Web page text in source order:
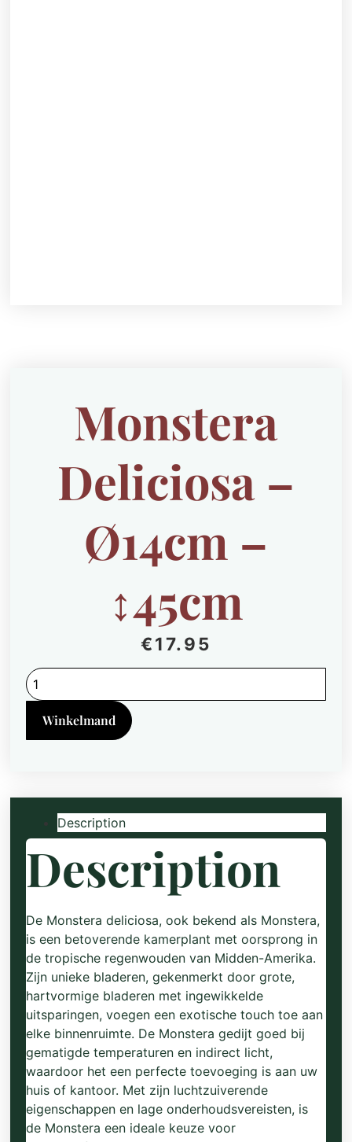
Monstera
Deliciosa –
Ø14cm –
↕45cm
€17.95
Monstera
Deliciosa
-
Ø14cm
↕45cm
Winkelmand
Description
Description
De Monstera deliciosa, ook bekend als Monstera,
is een betoverende kamerplant met oorsprong in
de tropische regenwouden van Midden-Amerika.
Zijn unieke bladeren, gekenmerkt door grote,
hartvormige bladeren met ingewikkelde
uitsparingen, voegen een exotische touch toe aan
elke binnenruimte. De Monstera gedijt goed bij
gematigde temperaturen en indirect licht,
waardoor het een perfecte toevoeging is aan uw
huis of kantoor. Met zijn luchtzuiverende
eigenschappen en lage onderhoudsvereisten, is
de Monstera een ideale keuze voor